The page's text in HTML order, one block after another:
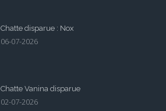
Chatte disparue : Nox
06-07-2026
Chatte Vanina disparue
02-07-2026